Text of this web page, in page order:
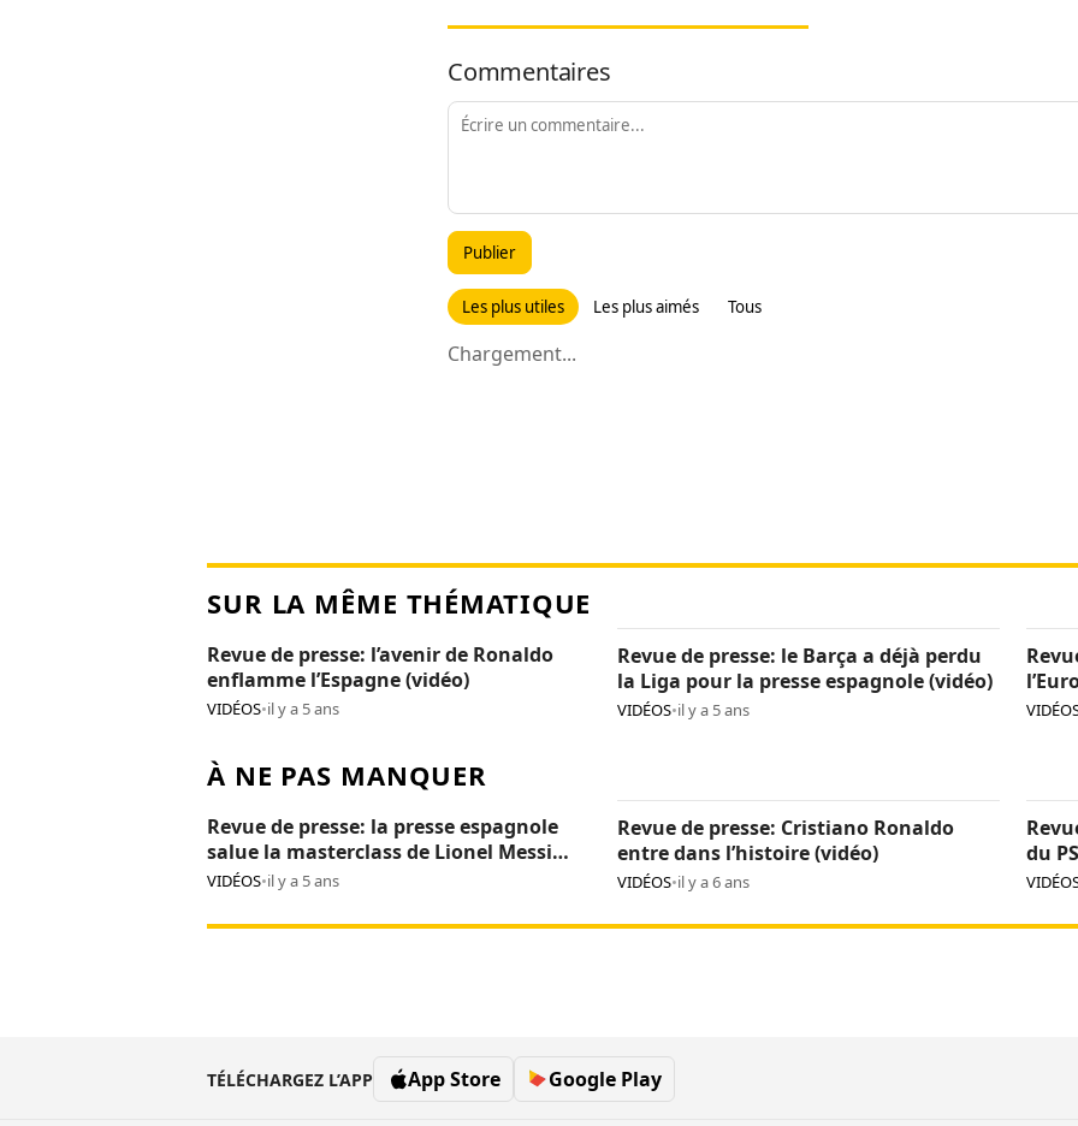
Commentaires
Publier
Les plus utiles Les plus aimés Tous
Chargement...
SUR LA MÊME THÉMATIQUE
Revue de presse: l’avenir de Ronaldo
enflamme l’Espagne (vidéo)
VIDÉOS•il y a 5 ans
Revue de presse: le Barça a déjà perdu
la Liga pour la presse espagnole (vidéo)
VIDÉOS•il y a 5 ans
duel
À NE PAS MANQUER
Revue de presse: la presse espagnole
salue la masterclass de Lionel Messi
(vidéo)
VIDÉOS•il y a 5 ans
Revue de presse: Cristiano Ronaldo
entre dans l’histoire (vidéo)
VIDÉOS•il y a 6 ans
du
TÉLÉCHARGEZ L’APP App Store Google Play